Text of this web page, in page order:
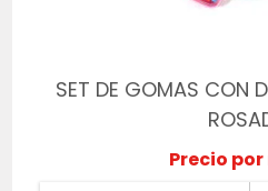
SET DE GOMAS CON
Precio